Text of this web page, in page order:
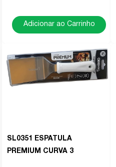
Adicionar ao Carrinho
SL0351 ESPATULA
PREMIUM CURVA 3